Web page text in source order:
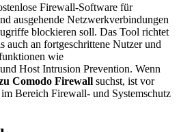
Firewall-Software für
ausgehende Netzwerkverbindungen
blockieren soll. Das Tool richtet
auch an fortgeschrittene Nutzer und
wie
Host Intrusion Prevention. Wenn
Comodo Firewall suchst, ist vor
Bereich Firewall- und Systemschutz